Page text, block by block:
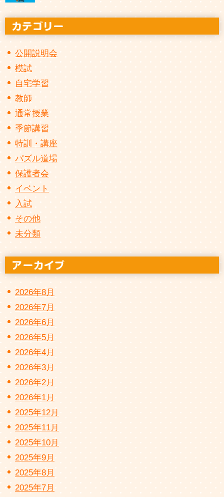
公開説明会
模試
自宅学習
教師
通常授業
季節講習
特訓・講座
パズル道場
保護者会
イベント
入試
その他
未分類
2026年8月
2026年7月
2026年6月
2026年5月
2026年4月
2026年3月
2026年2月
2026年1月
2025年12月
2025年11月
2025年10月
2025年9月
2025年8月
2025年7月